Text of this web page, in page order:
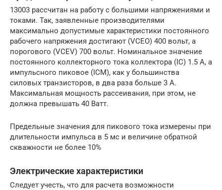
13003 рассчитан на работу с большими напряжениями и
токами. Так, заявленные производителями
максимально допустимые характеристики постоянного
рабочего напряжения достигают (VCEO) 400 вольт, а
порогового (VCEV) 700 вольт. Номинальное значение
постоянного коллекторного тока коллектора (IC) 1.5 A, а
импульсного пиковое (ICM), как у большинства
силовых транзисторов, в два раза больше 3 A.
Максимальная мощность рассеивания, при этом, не
должна превышать 40 Ватт.
Предельные значения для пикового тока измерены при
длительности импульса в 5 мс и величине обратной
скважности не более 10%
Электрические характеристики
Следует учесть, что для расчета возможности